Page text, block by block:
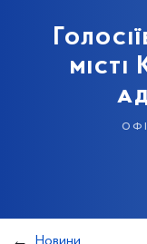
місті